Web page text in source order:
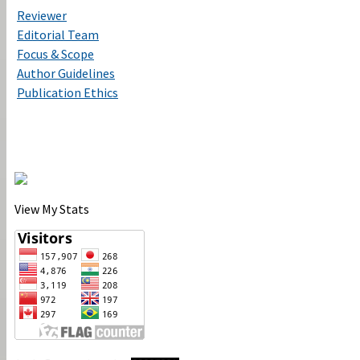
Reviewer
Editorial Team
Focus & Scope
Author Guidelines
Publication Ethics
View My Stats